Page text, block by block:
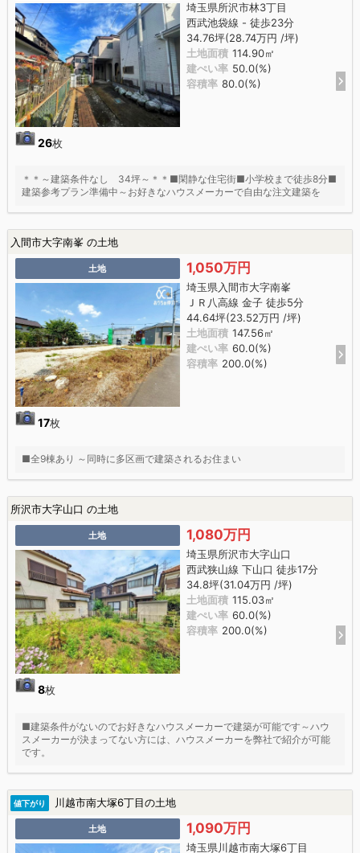
26枚
埼玉県所沢市林3丁目
西武池袋線 - 徒歩23分
34.76坪(28.74万円 /坪)
土地面積 114.90㎡
建ぺい率 50.0(%)
容積率 80.0(%)
＊＊～建築条件なし 34坪～＊＊■閑静な住宅街■小学校まで徒歩8分■
建築参考プラン準備中～お好きなハウスメーカーで自由な注文建築を
入間市大字南峯 の土地
土地
17枚
1,050万円
埼玉県入間市大字南峯
ＪＲ八高線 金子 徒歩5分
44.64坪(23.52万円 /坪)
土地面積 147.56㎡
建ぺい率 60.0(%)
容積率 200.0(%)
■全9棟あり ～同時に多区画で建築されるお住まい
所沢市大字山口 の土地
土地
8枚
1,080万円
埼玉県所沢市大字山口
西武狭山線 下山口 徒歩17分
34.8坪(31.04万円 /坪)
土地面積 115.03㎡
建ぺい率 60.0(%)
容積率 200.0(%)
■建築条件がないのでお好きなハウスメーカーで建築が可能です～ハウ
スメーカーが決まってない方には、ハウスメーカーを弊社で紹介が可能
です。
値下がり 川越市南大塚6丁目の土地
土地 1,090万円
埼玉県川越市南大塚6丁目